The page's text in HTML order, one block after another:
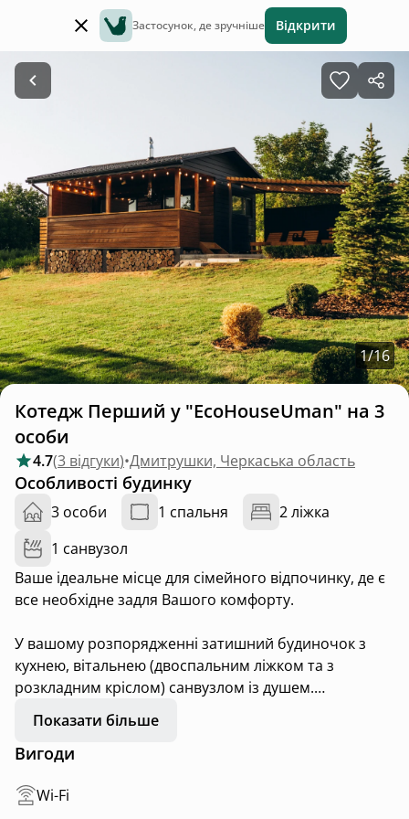
Застосунок, де зручніше Відкрити
1/16
Котедж Перший у "EcoHouseUman" на 3
особи
4.7(3 відгуки)•Дмитрушки, Черкаська область
Особливості будинку
3 особи 1 спальня
2 ліжка
1 санвузол
Ваше ідеальне місце для сімейного відпочинку, де є
все необхідне задля Вашого комфорту.
У вашому розпорядженні затишний будиночок з
кухнею, вітальнею (двоспальним ліжком та з
розкладним кріслом) санвузлом із душем.
На кухні є все для приготування та зберігання їжі, а
ванна оснащена всім необхідним для вашої
Показати більше
Вигоди
Wi-Fi